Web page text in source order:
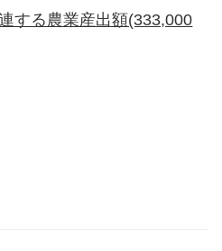
する農業産出額(333,000